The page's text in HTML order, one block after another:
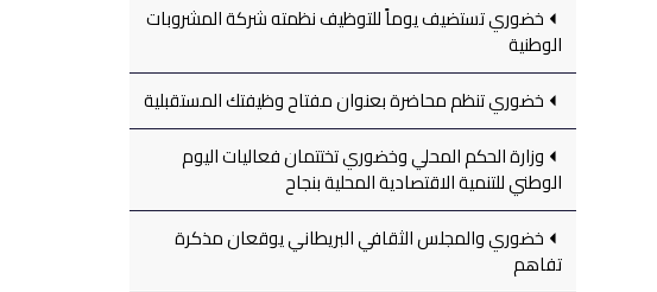
خضوري تستضيف يوماً للتوظيف نظمته شركة المشروبات
الوطنية
خضوري تنظم محاضرة بعنوان مفتاح وظيفتك المستقبلية
وزارة الحكم المحلي وخضوري تختتمان فعاليات اليوم
الوطني للتنمية الاقتصادية المحلية بنجاح
خضوري والمجلس الثقافي البريطاني يوقعان مذكرة
تفاهم